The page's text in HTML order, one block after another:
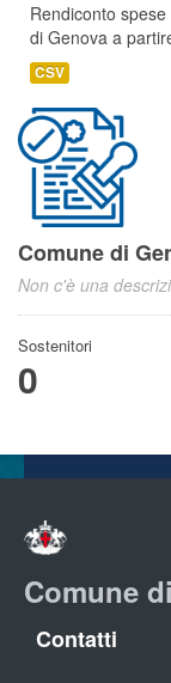
Rendiconto
di Genova a
CSV
Comune di
Non c'è una
Sostenitori
0
Comune
Contatti